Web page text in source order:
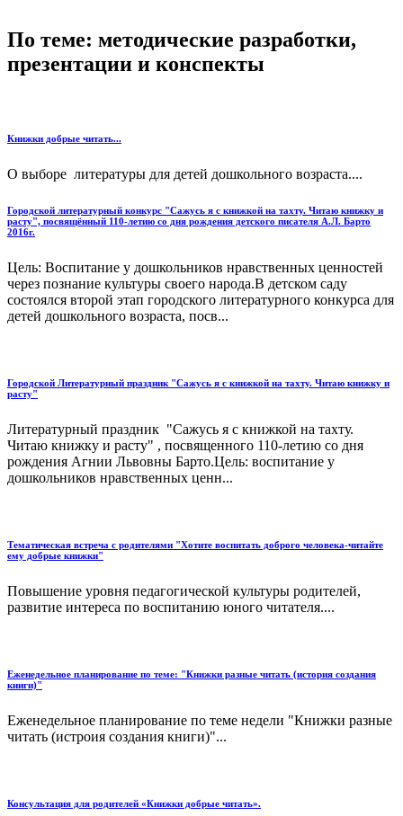
По теме: методические разработки,
презентации и конспекты
Книжки добрые читать...
О выборе литературы для детей дошкольного возраста....
Городской литературный конкурс "Сажусь я с книжкой на тахту. Читаю книжку и
расту", посвящённый 110-летию со дня рождения детского писателя А.Л. Барто
2016г.
Цель: Воспитание у дошкольников нравственных ценностей
через познание культуры своего народа.В детском саду
состоялся второй этап городского литературного конкурса для
детей дошкольного возраста, посв...
Городской Литературный праздник "Сажусь я с книжкой на тахту. Читаю книжку и
расту"
Литературный праздник "Сажусь я с книжкой на тахту.
Читаю книжку и расту" , посвященного 110-летию со дня
рождения Агнии Львовны Барто.Цель: воспитание у
дошкольников нравственных ценн...
Тематическая встреча с родителями "Хотите воспитать доброго человека-читайте
ему добрые книжки"
Повышение уровня педагогической культуры родителей,
развитие интереса по воспитанию юного читателя....
Еженедельное планирование по теме: "Книжки разные читать (история создания
книги)"
Еженедельное планирование по теме недели "Книжки разные
читать (истроия создания книги)"...
Консультация для родителей «Книжки добрые читать».